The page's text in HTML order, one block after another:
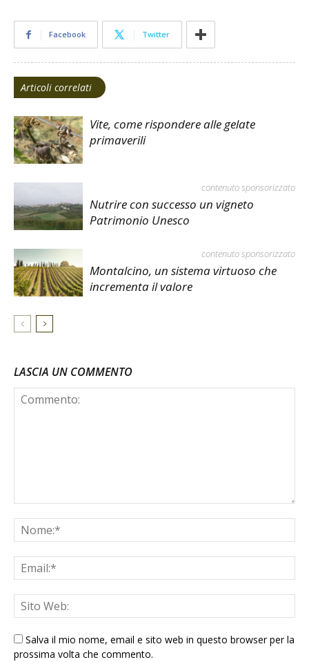
Facebook Twitter
Articoli correlati
Vite, come rispondere alle gelate
primaverili
contenuto sponsorizzato
Nutrire con successo un vigneto
Patrimonio Unesco
contenuto sponsorizzato
Montalcino, un sistema virtuoso che
incrementa il valore
LASCIA UN COMMENTO
Salva il mio nome, email e sito web in questo browser per la
prossima volta che commento.